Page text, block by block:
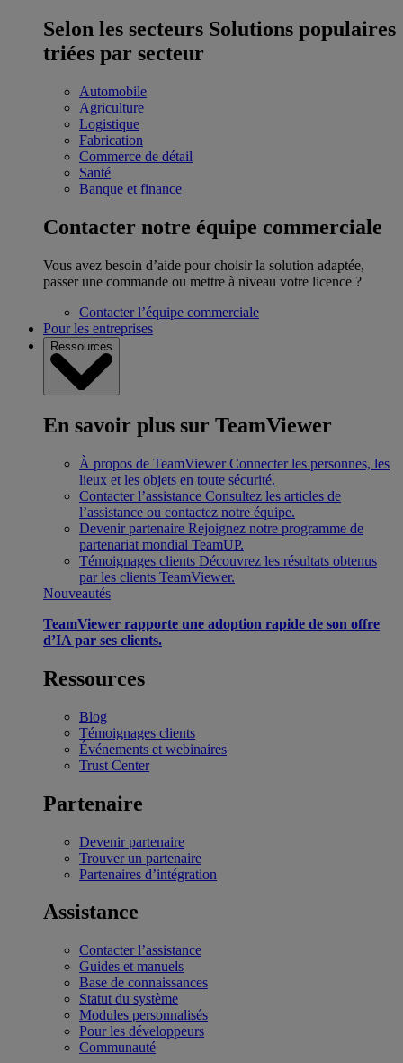
Selon les secteurs Solutions populaires
triées par secteur
Automobile
Agriculture
Logistique
Fabrication
Commerce de détail
Santé
Banque et finance
Contacter notre équipe commerciale
Vous avez besoin d’aide pour choisir la solution adaptée,
passer une commande ou mettre à niveau votre licence ?
Contacter l’équipe commerciale
Pour les entreprises
Ressources
En savoir plus sur TeamViewer
À propos de TeamViewer Connecter les personnes, les
lieux et les objets en toute sécurité.
Contacter l’assistance Consultez les articles de
l’assistance ou contactez notre équipe.
Devenir partenaire Rejoignez notre programme de
partenariat mondial TeamUP.
Témoignages clients Découvrez les résultats obtenus
par les clients TeamViewer.
Nouveautés
TeamViewer rapporte une adoption rapide de son offre
d’IA par ses clients.
Ressources
Blog
Témoignages clients
Événements et webinaires
Trust Center
Partenaire
Devenir partenaire
Trouver un partenaire
Partenaires d’intégration
Assistance
Contacter l’assistance
Guides et manuels
Base de connaissances
Statut du système
Modules personnalisés
Pour les développeurs
Communauté